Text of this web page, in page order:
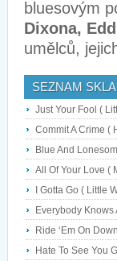
bluesovým
Dixona,
umělců,
SEZNAM
Just Your Fool (
Commit A Crime (
Blue And
All Of Your Love (
I Gotta Go ( Little
Everybody Knows
Ride ‘Em On
Hate To See You